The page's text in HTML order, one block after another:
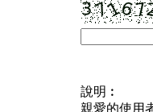
說明︰
親愛的使用